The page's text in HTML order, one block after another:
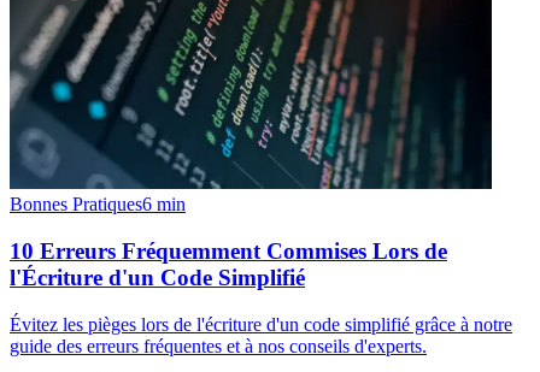
Bonnes Pratiques6 min
10 Erreurs Fréquemment Commises Lors de
l'Écriture d'un Code Simplifié
Évitez les pièges lors de l'écriture d'un code simplifié grâce à notre
guide des erreurs fréquentes et à nos conseils d'experts.